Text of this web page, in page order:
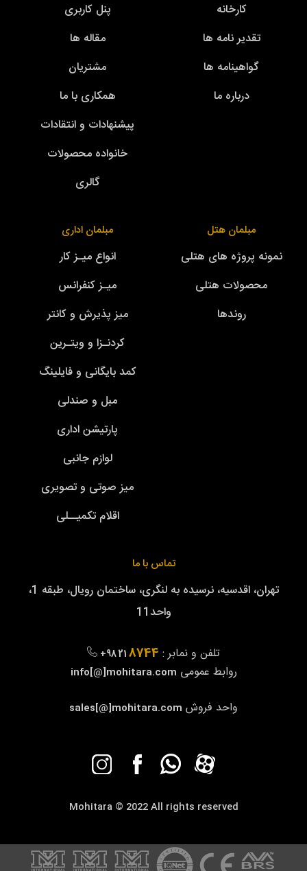
کارخانه
تقدیر نامه ها
گواهینامه ها
درباره ما
پنل کاربری
مقاله ها
مشتریان
همکاری با ما
پیشنهادات و انتقادات
خانواده محصولات
گالری
مبلمان هتل
نمونه پروژه های هتلی
محصولات هتلی
روندها
مبلمان اداری
انواع میـز کار
میـز کنفرانس
میز پذیرش و کانتر
کردنـزا و ویتـرین
کمد بایگانی و فایلینگ
مبل و صندلی
پارتیشن اداری
لوازم جانبی
میز صوتی و تصویری
اقلام تکمیــلی
تماس با ما
تهران، اقدسیه، نرسیده به لنگری، ساختمان رویال، طبقه 1،
واحد11
تلفن و نمابر : +98 218744
روابط عمومی info[@]mohitara.com
واحد فروش sales[@]mohitara.com
Mohitara © 2022 All rights reserved